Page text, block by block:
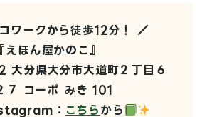
ワークから徒歩12分！ ／
『えほん屋かのこ』
分県大分市大道町２丁目６
７ コーポ みき 101
： こちら から